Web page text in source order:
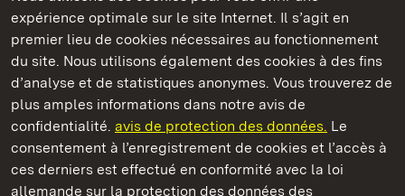
expérience optimale sur le site Internet. Il s’agit en
premier lieu de cookies nécessaires au fonctionnement
du site. Nous utilisons également des cookies à des fins
d’analyse et de statistiques anonymes. Vous trouverez de
plus amples informations dans notre avis de
confidentialité. avis de protection des données. Le
consentement à l’enregistrement de cookies et l’accès à
ces derniers est effectué en conformité avec la loi
allemande sur la protection des données des
Châteaux et jardins publics du Bade-Wurtemberg
Château de Solitude
Châteaux et jardins publics du Bade-Wurtemberg